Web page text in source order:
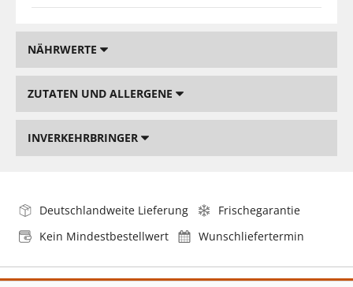
NÄHRWERTE
ZUTATEN UND ALLERGENE
INVERKEHRBRINGER
Deutschlandweite Lieferung
Frischegarantie
Kein Mindestbestellwert
Wunschliefertermin